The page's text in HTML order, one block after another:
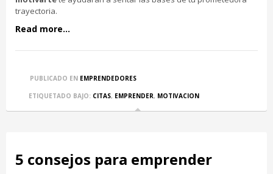
trayectoria.
Read more...
PUBLICADO EN EMPRENDEDORES
ETIQUETADO BAJO: CITAS, EMPRENDER, MOTIVACION
5 consejos para emprender